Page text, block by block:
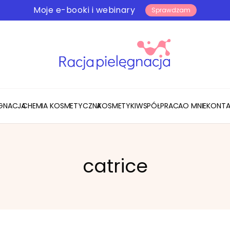
Moje e-booki i webinary Sprawdzam
CHEMIA KOSMETYCZNAKOSMETYKIWSPÓŁPRACAO MNIE
catrice